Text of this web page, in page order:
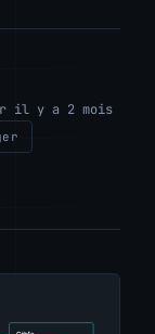
il y a 2 mois